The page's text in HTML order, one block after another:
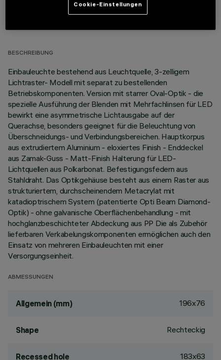
TECHNISCHE DATEN
LETZTES UPDATE: 05.08.2026
BESCHREIBUNG
Einbauleuchte bestehend aus Leuchtquelle, 3-zelligem
Lichtraster- Modell mit separat zu bestellenden
Betriebskomponenten. Version mit starrer Oval-Optik - die
spezielle Ausführung der Blenden mit Mehrfachlinsen für LED
bewirkt eine asymmetrische Lichtausgabe auf der
Querachse, besonders geeignet für die Beleuchtung von
Überschneidungs- und Verbindungsbereichen. Hauptkorpus
aus extrudiertem Aluminium - eloxiertes Finish - Enddeckel
aus Zamak-Guss - Matt-Finish Halterung für LED-
Lichtquellen aus Polkarbonat. Befestigungsfedern aus
Stahldraht. Das Optikgehäuse besteht aus einem Raster aus
strukturiertem, durchscheinendem Metacrylat mit
katadioptrischem System (patentierte Opti Beam Diamond-
Optik) - ohne galvanische Oberflächenbehandlung - mit
hochglanzbeschichteter Abdeckung aus PP Die als Zubehör
lieferbaren Verkabelungskomponenten ermöglichen auch den
Einsatz von mehreren Einbauleuchten mit einer
Versorgungseinheit.
ABMESSUNGEN
Allgemein (mm) 196x76
Shape Rechteckig
Recessed hole
183x63
Cookie-Einstellungen